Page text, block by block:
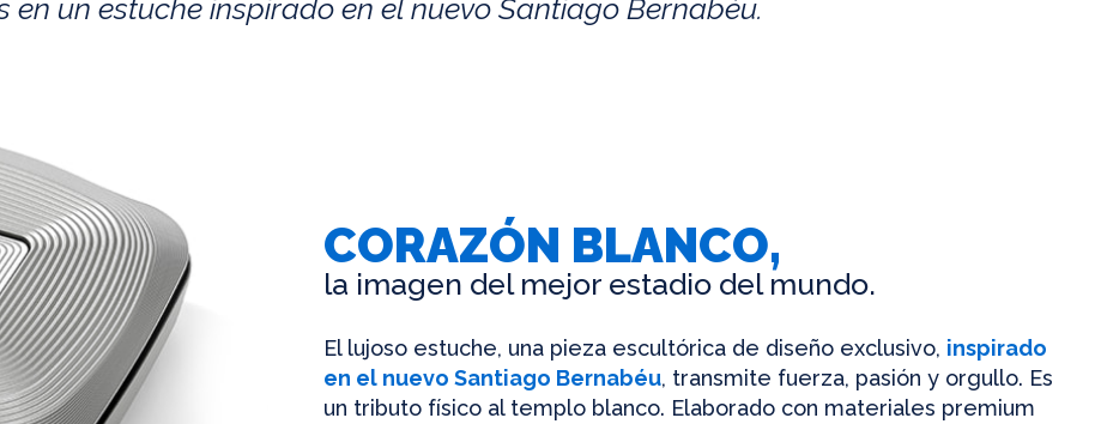
en un estuche inspirado en el nuevo Santiago Bernabéu.
CORAZÓN BLANCO,
la imagen del mejor estadio del mundo.
El lujoso estuche, una pieza escultórica de diseño exclusivo, inspirado
en el nuevo Santiago Bernabéu, transmite fuerza, pasión y orgullo. Es
un tributo físico al templo blanco. Elaborado con materiales premium